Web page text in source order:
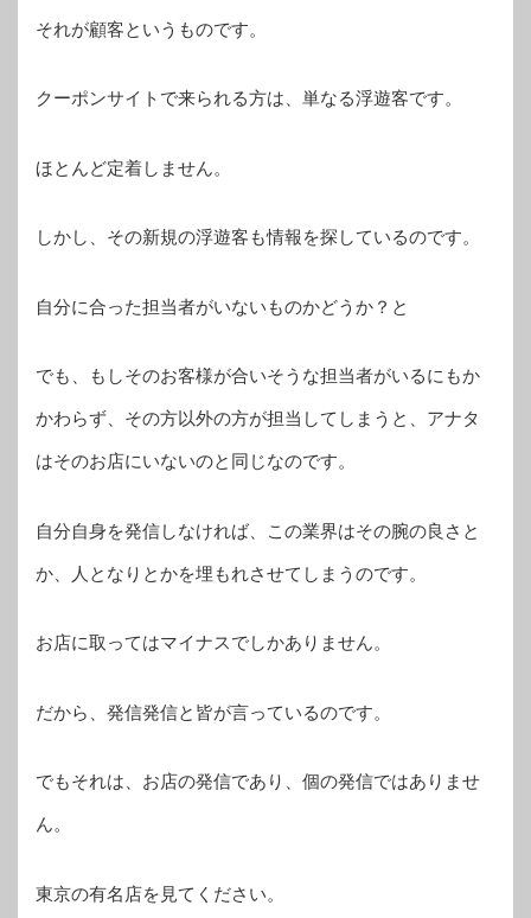
それが顧客というものです。
クーポンサイトで来られる方は、単なる浮遊客です。
ほとんど定着しません。
しかし、その新規の浮遊客も情報を探しているのです。
自分に合った担当者がいないものかどうか？と
でも、もしそのお客様が合いそうな担当者がいるにもか
かわらず、その方以外の方が担当してしまうと、アナタ
はそのお店にいないのと同じなのです。
自分自身を発信しなければ、この業界はその腕の良さと
か、人となりとかを埋もれさせてしまうのです。
お店に取ってはマイナスでしかありません。
だから、発信発信と皆が言っているのです。
でもそれは、お店の発信であり、個の発信ではありませ
ん。
東京の有名店を見てください。